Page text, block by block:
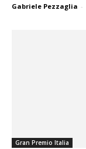
Gabriele Pezzaglia -
Gran Premio Italia